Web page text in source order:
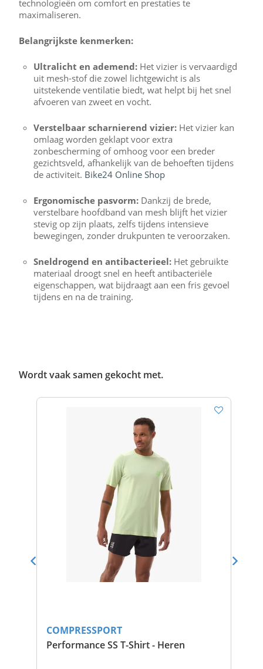
technologieën om comfort en prestaties te
maximaliseren.
Belangrijkste kenmerken:
Ultralicht en ademend: Het vizier is vervaardigd
uit mesh-stof die zowel lichtgewicht is als
uitstekende ventilatie biedt, wat helpt bij het snel
afvoeren van zweet en vocht.
Verstelbaar scharnierend vizier: Het vizier kan
omlaag worden geklapt voor extra
zonbescherming of omhoog voor een breder
gezichtsveld, afhankelijk van de behoeften tijdens
de activiteit. Bike24 Online Shop
Ergonomische pasvorm: Dankzij de brede,
verstelbare hoofdband van mesh blijft het vizier
stevig op zijn plaats, zelfs tijdens intensieve
bewegingen, zonder drukpunten te veroorzaken.
Sneldrogend en antibacterieel: Het gebruikte
materiaal droogt snel en heeft antibacteriële
eigenschappen, wat bijdraagt aan een fris gevoel
tijdens en na de training.
Wordt vaak samen gekocht met.
COMPRESSPORT
Performance SS T-Shirt - Heren